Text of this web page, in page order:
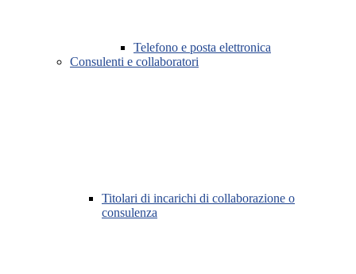
Telefono e posta elettronica
Consulenti e collaboratori
Titolari di incarichi di collaborazione o
consulenza